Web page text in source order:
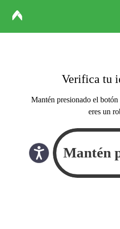
Verifica tu
Mantén presionado el
eres un